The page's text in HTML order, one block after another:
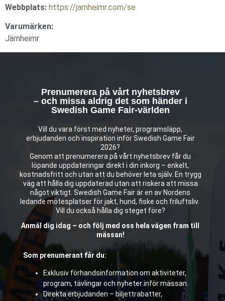
Webbplats: https://jarnheimr.com/se
Varumärken:
Järnheimr
Prenumerera på vårt nyhetsbrev
– och missa aldrig det som händer i
Swedish Game Fair-världen
Vill du vara först med nyheter, programsläpp,
erbjudanden och inspiration inför Swedish Game Fair
2026?
Genom att prenumerera på vårt nyhetsbrev får du
löpande uppdateringar direkt i din inkorg – enkelt,
kostnadsfritt och utan att du behöver leta själv. En trygg
väg att hålla dig uppdaterad utan att riskera att missa
något viktigt. Swedish Game Fair är en av Nordens
ledande mötesplatser för jakt, hund, fiske och friluftsliv.
Vill du också hålla dig steget före?
Anmäl dig idag – och följ med oss hela vägen fram till
mässan!
Som prenumerant får du:
Exklusiv förhandsinformation om aktiviteter,
program, tävlingar och nyheter inför mässan.
Direkta erbjudanden – biljettrabatter,